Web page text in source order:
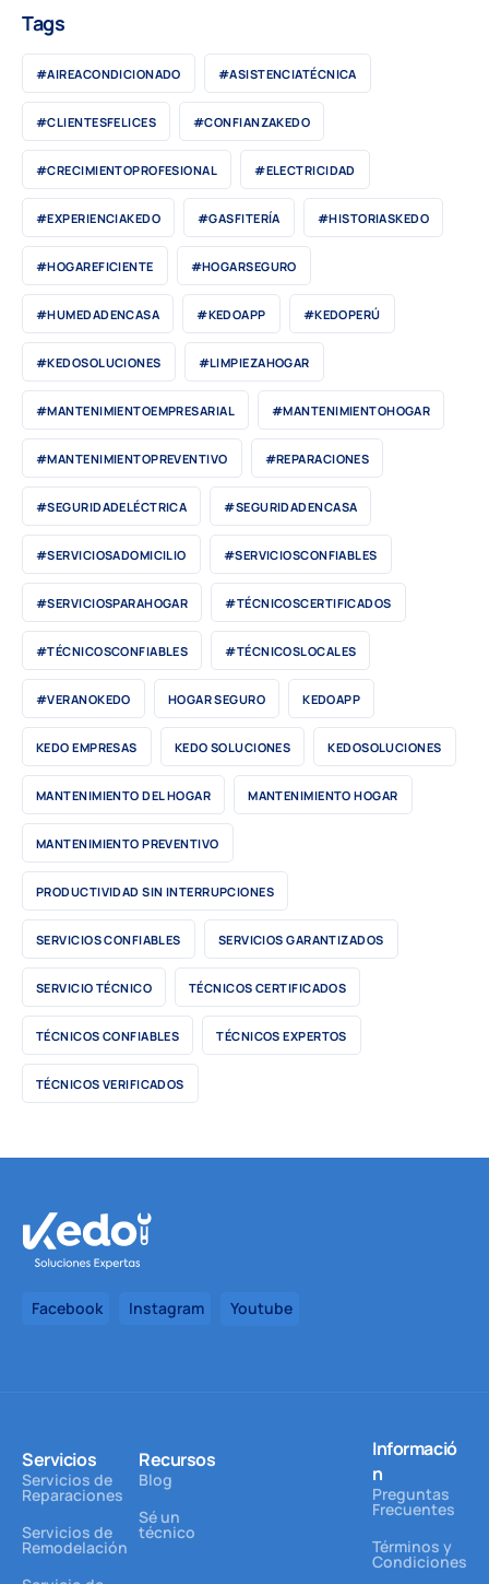
Tags
#AIREACONDICIONADO #ASISTENCIATÉCNICA
#CLIENTESFELICES #CONFIANZAKEDO
#CRECIMIENTOPROFESIONAL #ELECTRICIDAD
#EXPERIENCIAKEDO #GASFITERÍA #HISTORIASKEDO
#HOGAREFICIENTE #HOGARSEGURO
#HUMEDADENCASA #KEDOAPP #KEDOPERÚ
#KEDOSOLUCIONES #LIMPIEZAHOGAR
#MANTENIMIENTOEMPRESARIAL #MANTENIMIENTOHOGAR
#MANTENIMIENTOPREVENTIVO #REPARACIONES
#SEGURIDADELÉCTRICA #SEGURIDADENCASA
#SERVICIOSADOMICILIO #SERVICIOSCONFIABLES
#SERVICIOSPARAHOGAR #TÉCNICOSCERTIFICADOS
#TÉCNICOSCONFIABLES #TÉCNICOSLOCALES
#VERANOKEDO HOGAR SEGURO KEDOAPP
KEDO EMPRESAS KEDO SOLUCIONES KEDOSOLUCIONES
MANTENIMIENTO DEL HOGAR MANTENIMIENTO HOGAR
MANTENIMIENTO PREVENTIVO
PRODUCTIVIDAD SIN INTERRUPCIONES
SERVICIOS CONFIABLES SERVICIOS GARANTIZADOS
SERVICIO TÉCNICO TÉCNICOS CERTIFICADOS
TÉCNICOS CONFIABLES TÉCNICOS EXPERTOS
TÉCNICOS VERIFICADOS
Facebook Instagram Youtube
Servicios
Servicios de
Reparaciones
Servicios de
Remodelación
Recursos
Blog
Sé un
técnico
Informació
n
Preguntas
Frecuentes
Términos y
Condiciones